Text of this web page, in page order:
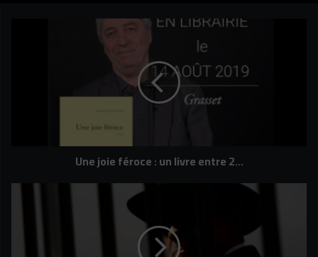
Une joie féroce : un livre entre 2…